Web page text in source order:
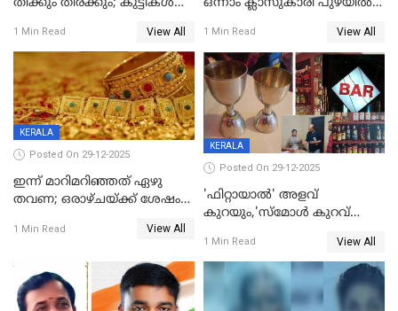
പരിക്ക്; പാളം മറികടന്ന
യുവാവ് ട്രെയിന്‍ തട്ടി മരിച്ചു
1 Min Read View All
കുട്ടികൾക്കൊപ്പം
കളിക്കുന്നതിനിടെ
1 Min Read View All
KERALA
Posted On 29-12-2025
ഇന്ന് മാറിമറിഞ്ഞത് ഏഴു
തവണ; ഒരാഴ്ചയ്ക്ക് ശേഷം
1 Min Read View All
KERALA
Posted On 29-12-2025
'ഫിറ്റായാൽ' അളവ്
കുറയും,'സ്‌മോൾ കുറവ്
പിഴ
1 Min Read View All